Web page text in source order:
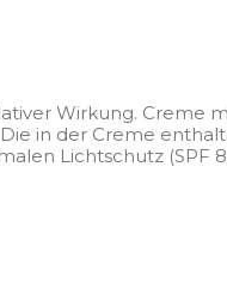
Wirkung. Creme
in der Creme
Lichtschutz (SPF